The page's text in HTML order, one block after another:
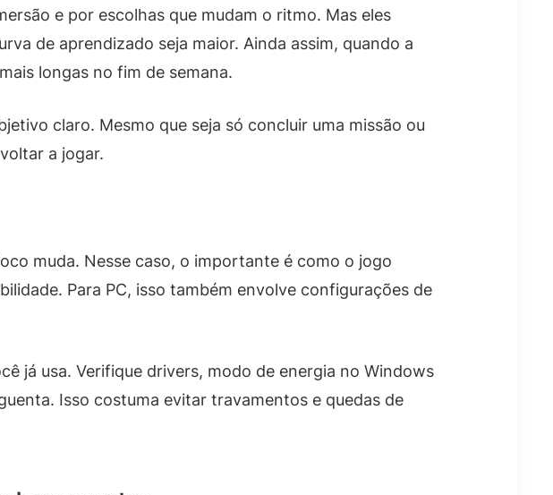
e por escolhas que mudam o ritmo. Mas eles
de aprendizado seja maior. Ainda assim, quando a
longas no fim de semana.
claro. Mesmo que seja só concluir uma missão ou
a jogar.
muda. Nesse caso, o importante é como o jogo
Para PC, isso também envolve configurações de
já usa. Verifique drivers, modo de energia no Windows
Isso costuma evitar travamentos e quedas de